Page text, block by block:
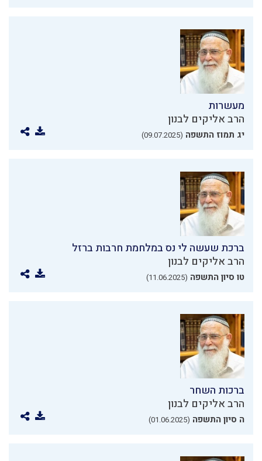
מעשרות
הרב אליקים לבנון
יג תמוז התשפה (09.07.2025)
ברכת שעשה לי נס במלחמת חרבות ברזל
הרב אליקים לבנון
טו סיון התשפה (11.06.2025)
ברכות השחר
הרב אליקים לבנון
ה סיון התשפה (01.06.2025)